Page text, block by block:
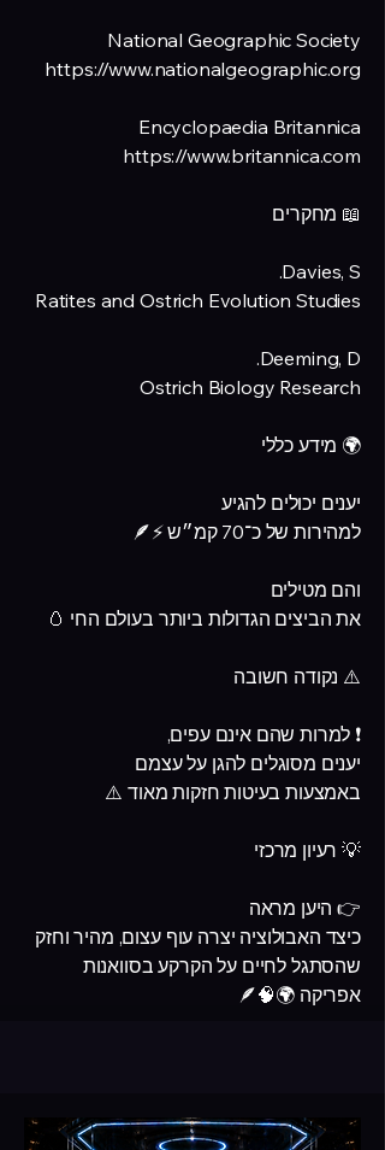
National Geographic Society
https://www.nationalgeographic.org
Encyclopaedia Britannica
https://www.britannica.com
📖 מחקרים
Davies, S.
Ratites and Ostrich Evolution Studies
Deeming, D.
Ostrich Biology Research
🌍 מידע כללי
יענים יכולים להגיע
למהירות של כ־70 קמ״ש ⚡🪶
והם מטילים
את הביצים הגדולות ביותר בעולם החי 🥚
⚠️ נקודה חשובה
❗ למרות שהם אינם עפים,
יענים מסוגלים להגן על עצמם
באמצעות בעיטות חזקות מאוד ⚠️
💡 רעיון מרכזי
👉 היען מראה
כיצד האבולוציה יצרה עוף עצום, מהיר וחזק
שהסתגל לחיים על הקרקע בסוואנות
אפריקה 🌍🧠🪶